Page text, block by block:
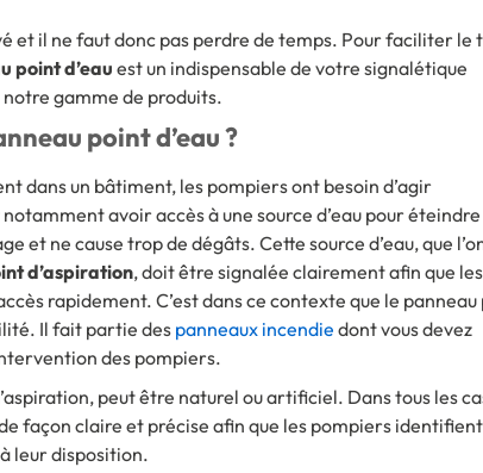
et il ne faut donc pas perdre de temps. Pour faciliter le
point d’eau est un indispensable de votre signalétique
gamme de produits.
point d’eau ?
dans un bâtiment, les pompiers ont besoin d’agir
avoir accès à une source d’eau pour
et ne cause trop de dégâts. Cette source d’eau, que
d’aspiration, doit être signalée clairement afin que les
rapidement. C’est dans ce contexte que le
Il fait partie des panneaux incendie dont vous devez
des pompiers.
peut être naturel ou artificiel. Dans tous les
façon claire et précise afin que les pompiers identifient
leur disposition.